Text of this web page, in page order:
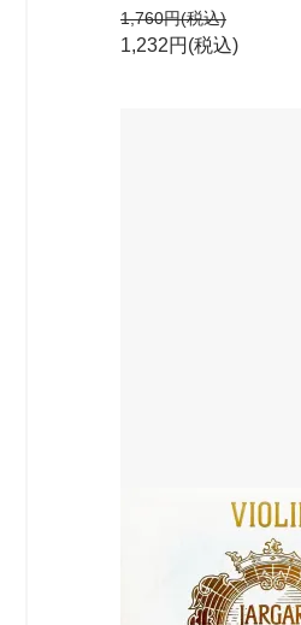
1,760円(税込)
1,232円(税込)